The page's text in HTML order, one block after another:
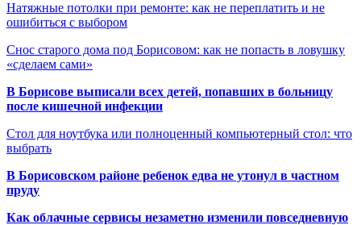
Натяжные потолки при ремонте: как не переплатить и не
ошибиться с выбором
Снос старого дома под Борисовом: как не попасть в ловушку
«сделаем сами»
В Борисове выписали всех детей, попавших в больницу
после кишечной инфекции
Стол для ноутбука или полноценный компьютерный стол: что
выбрать
В Борисовском районе ребенок едва не утонул в частном
пруду
Как облачные сервисы незаметно изменили повседневную